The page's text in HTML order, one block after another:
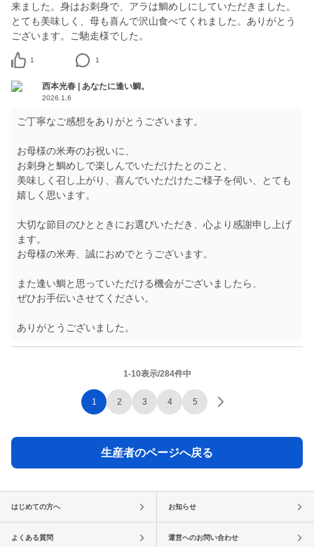
来ました。身はお刺身で、アラは鯛めしにしていただきました。
とても美味しく、母も喜んで沢山食べてくれました。ありがとう
ございます。ご馳走様でした。
1 1
西本光春 | あなたに逢い鯛。
2026.1.6
ご丁寧なご感想をありがとうございます。
お母様の米寿のお祝いに、
お刺身と鯛めしで楽しんでいただけたとのこと、
美味しく召し上がり、喜んでいただけたご様子を伺い、とても
嬉しく思います。
大切な節目のひとときにお選びいただき、心より感謝申し上げ
ます。
お母様の米寿、誠におめでとうございます。
また逢い鯛と思っていただける機会がございましたら、
ぜひお手伝いさせてください。
1-10表示/284件中
1 2 3 4 5
生産者のページへ戻る
はじめての方へ お知らせ
よくある質問 運営へのお問い合わせ